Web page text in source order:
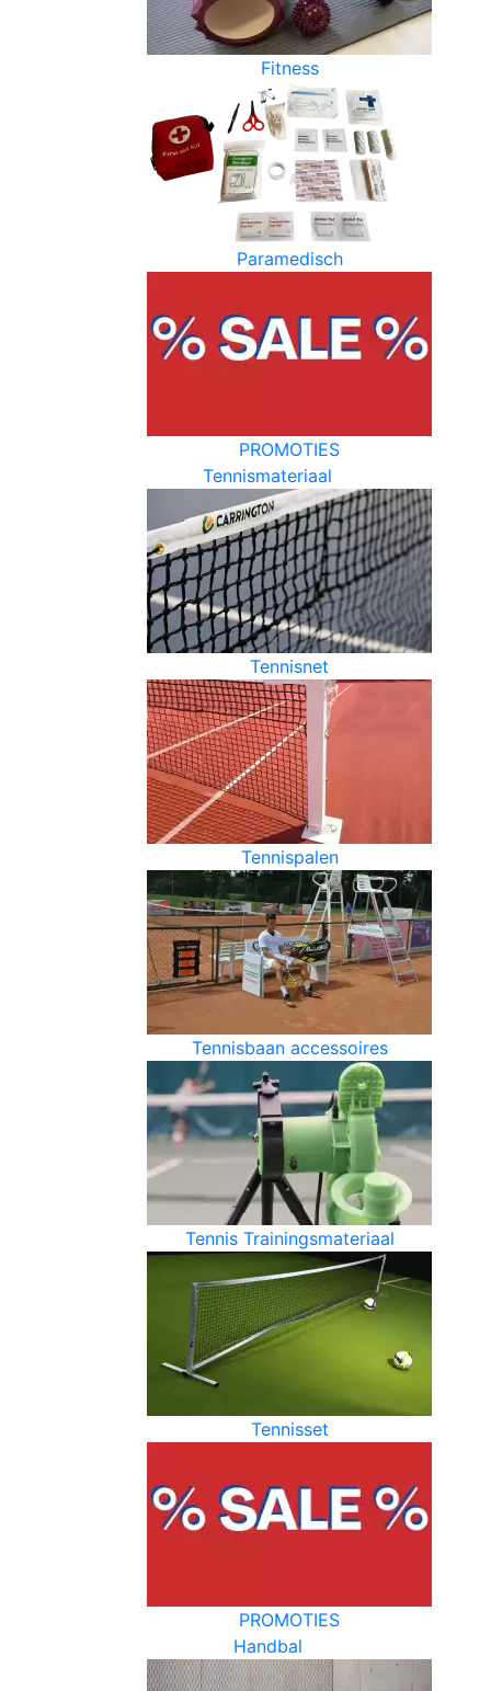
Fitness
Paramedisch
PROMOTIES
Tennismateriaal
Tennisnet
Tennispalen
Tennisbaan accessoires
Tennis Trainingsmateriaal
Tennisset
PROMOTIES
Handbal